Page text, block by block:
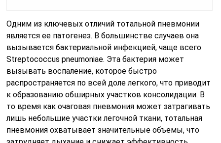
Одним из ключевых отличий тотальной пневмонии
является ее патогенез. В большинстве случаев она
вызывается бактериальной инфекцией, чаще всего
Streptococcus pneumoniae. Эта бактерия может
вызывать воспаление, которое быстро
распространяется по всей доле легкого, что приводит
к образованию обширных участков консолидации. В
то время как очаговая пневмония может затрагивать
лишь небольшие участки легочной ткани, тотальная
пневмония охватывает значительные объемы, что